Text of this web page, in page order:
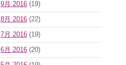
9月 2016 (19)
8月 2016 (22)
7月 2016 (19)
6月 2016 (20)